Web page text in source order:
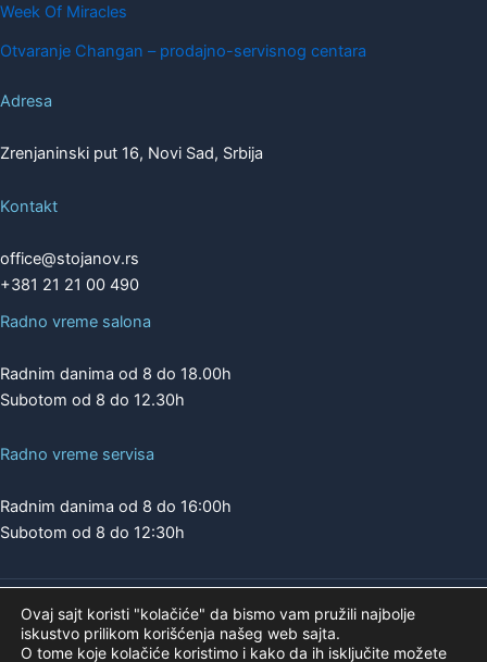
Week Of Miracles
Otvaranje Changan – prodajno-servisnog centara
Adresa
Zrenjaninski put 16, Novi Sad, Srbija
Kontakt
office@stojanov.rs
+381 21 21 00 490
Radno vreme salona
Radnim danima od 8 do 18.00h
Subotom od 8 do 12.30h
Radno vreme servisa
Radnim danima od 8 do 16:00h
Subotom od 8 do 12:30h
Copyright © 2026 | A.K. STOJANOV
Pogledajte našu ponudu na
Ovaj sajt koristi "kolačiće" da bismo vam pružili najbolje
iskustvo prilikom korišćenja našeg web sajta.
O tome koje kolačiće koristimo i kako da ih isključite možete